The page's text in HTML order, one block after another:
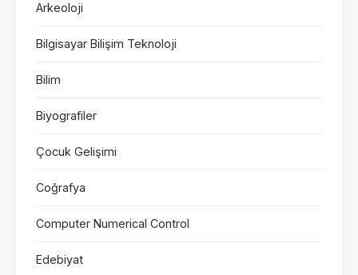
Arkeoloji
Bilgisayar Bilişim Teknoloji
Bilim
Biyografiler
Çocuk Gelişimi
Coğrafya
Computer Numerical Control
Edebiyat